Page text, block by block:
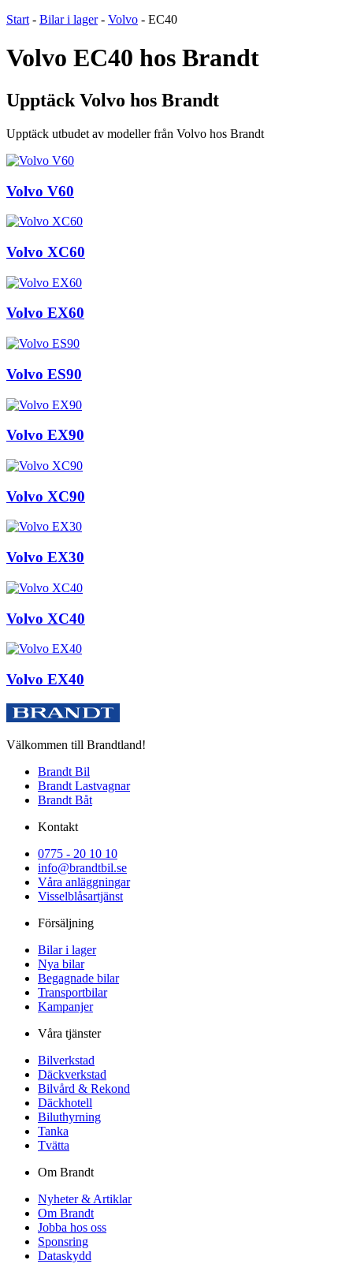
Start - Bilar i lager- Volvo - EC40
Volvo EC40 hos Brandt
Upptäck Volvo hos Brandt
Upptäck utbudet av modeller från Volvo hos Brandt
Volvo V60
Volvo XC60
Volvo EX60
Volvo ES90
Volvo EX90
Volvo XC90
Volvo EX30
Volvo XC40
Volvo EX40
Välkommen till Brandtland!
Brandt Bil
Brandt Lastvagnar
Brandt Båt
Kontakt
0775 - 20 10 10
info@brandtbil.se
Våra anläggningar
Visselblåsartjänst
Försäljning
Bilar i lager
Nya bilar
Begagnade bilar
Transportbilar
Kampanjer
Våra tjänster
Bilverkstad
Däckverkstad
Bilvård & Rekond
Däckhotell
Biluthyrning
Tanka
Tvätta
Om Brandt
Nyheter & Artiklar
Om Brandt
Jobba hos oss
Sponsring
Dataskydd